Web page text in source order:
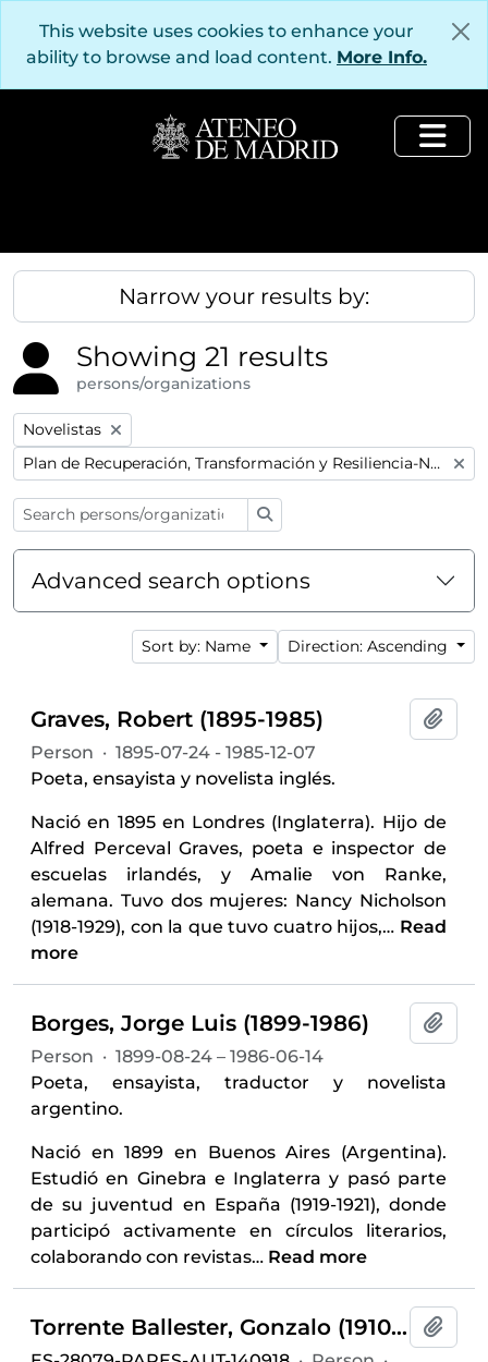
This website uses cookies to enhance your
ability to browse and load content. More Info.
Narrow your results by:
Showing 21 results
persons/organizations
Remove filter:
Novelistas
Remove filter:
Plan de Recuperación, Transformación y Resiliencia-Next GenerationEU
Advanced search options
Sort by: Name Direction: Ascending
Graves, Robert (1895-1985)
Person · 1895-07-24 - 1985-12-07
Poeta, ensayista y novelista inglés.
Nació en 1895 en Londres (Inglaterra). Hijo de
Alfred Perceval Graves, poeta e inspector de
escuelas irlandés, y Amalie von Ranke,
alemana. Tuvo dos mujeres: Nancy Nicholson
(1918-1929), con la que tuvo cuatro hijos,… Read
more
Borges, Jorge Luis (1899-1986)
Person · 1899-08-24 – 1986-06-14
Poeta, ensayista, traductor y novelista
argentino.
Nació en 1899 en Buenos Aires (Argentina).
Estudió en Ginebra e Inglaterra y pasó parte
de su juventud en España (1919-1921), donde
participó activamente en círculos literarios,
colaborando con revistas… Read more
Torrente Ballester, Gonzalo (1910-1999)